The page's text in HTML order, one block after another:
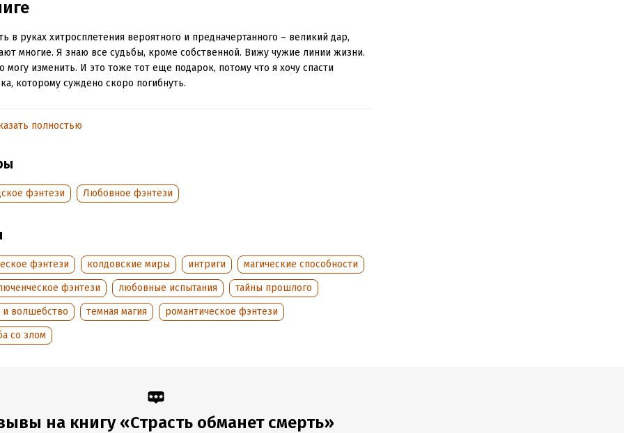
в руках хитросплетения вероятного и предначертанного – великий дар,
многие. Я знаю все судьбы, кроме собственной. Вижу чужие линии жизни.
могу изменить. И это тоже тот еще подарок, потому что я хочу спасти
которому суждено скоро погибнуть.
И даже с нитями в руках я не могу прикоснуться к его судьбе. Не могу ее
ход событий…
Камилия, и я – младшая из Судеб.
я не всегда могу управлять предначертанным.
но не лишенная света история, где в итоге все сложится правильно, даже
момент будет казаться, что для героев не осталось ни единого
счастливый финал.
главное оружие которого – месть, закаленная в драконьем пламени.
чувства.
полностью
фэнтези Любовное фэнтези
фэнтези колдовские миры интриги
магические способности
фэнтези
любовные испытания
тайны прошлого
и волшебство
темная магия
романтическое фэнтези
со злом
на книгу «Страсть обманет смерть»